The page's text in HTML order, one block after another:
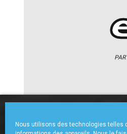
Nous utilisons des technologies telles
ACCUEIL